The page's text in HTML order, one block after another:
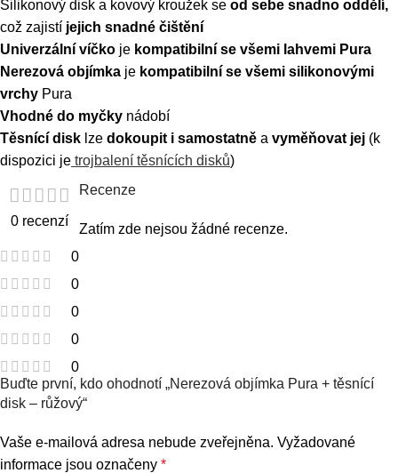
Silikonový disk a kovový kroužek se od sebe snadno oddělí,
což zajistí jejich snadné čištění
Univerzální víčko je kompatibilní se všemi lahvemi Pura
Nerezová objímka je kompatibilní se všemi silikonovými
vrchy Pura
Vhodné do myčky nádobí
Těsnící disk lze dokoupit i samostatně a vyměňovat jej (k
dispozici je trojbalení těsnících disků)
0 recenzí
0
0
0
0
0
Recenze
Zatím zde nejsou žádné recenze.
Buďte první, kdo ohodnotí „Nerezová objímka Pura + těsnící
disk – růžový“
Vaše e-mailová adresa nebude zveřejněna. Vyžadované
informace jsou označeny *